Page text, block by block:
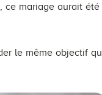
ce mariage aurait
le même objectif